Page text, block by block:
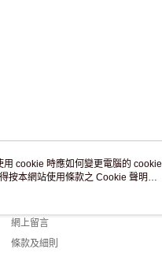
客戶服務
網上留言
條款及細則
cookie 時應如何變更電腦的 cookie
按本網站使用條款之 Cookie 聲明使